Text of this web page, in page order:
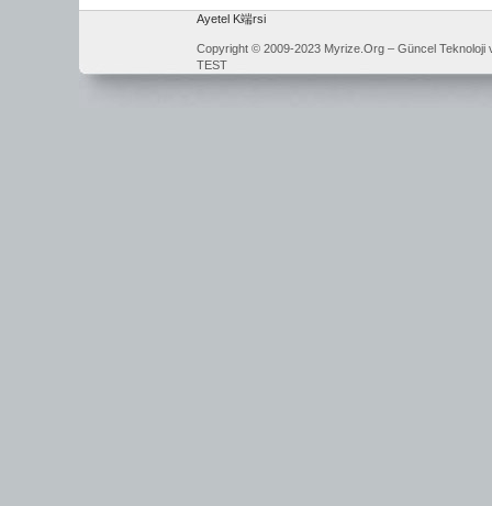
Ayetel K端rsi
Copyright © 2009-2023 Myrize.Org – Güncel Teknoloji
TEST